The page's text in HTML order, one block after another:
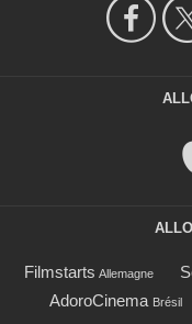
Filmstarts Allemagne
AdoroCinema Brésil